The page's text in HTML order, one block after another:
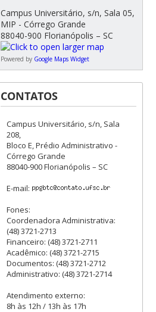
Campus Universitário, s/n, Sala 05,
MIP - Córrego Grande
88040-900 Florianópolis – SC
Powered by Google Maps Widget
CONTATOS
Campus Universitário, s/n, Sala
208,
Bloco E, Prédio Administrativo -
Córrego Grande
88040-900 Florianópolis – SC
E-mail:
Fones:
Coordenadora Administrativa:
(48) 3721-2713
Financeiro: (48) 3721-2711
Acadêmico: (48) 3721-2715
Documentos: (48) 3721-2712
Administrativo: (48) 3721-2714
Atendimento externo:
8h às 12h / 13h às 17h